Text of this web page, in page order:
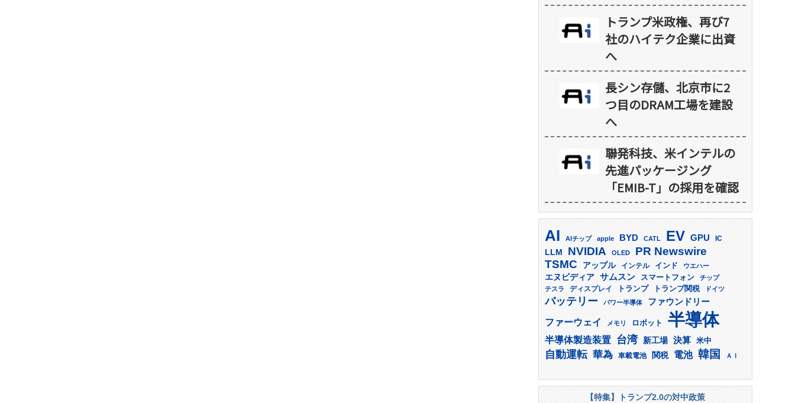
トランプ米政権、再び7
社のハイテク企業に出資
へ
長シン存儲、北京市に2
つ目のDRAM工場を建設
へ
聯発科技、米インテルの
先進パッケージング
「EMIB-T」の採用を確認
AI AIチップ apple BYD CATL EV GPU IC
LLM NVIDIA OLED PR Newswire
TSMC アップル インテル インド ウエハー
エヌビディア サムスン スマートフォン
チップ
テスラ
ディスプレイ トランプ トランプ関税 ドイツ
バッテリー パワー半導体 ファウンドリー
ファーウェイ メモリ ロボット 半導体
半導体製造装置 台湾 新工場 決算 米中
自動運転 華為 車載電池 関税 電池 韓国 ＡＩ
【特集】トランプ2.0の対中政策